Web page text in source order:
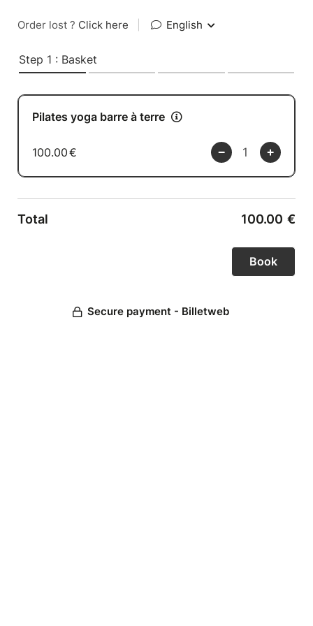
Order lost ? Click here English
Step 1 : Basket
Pilates yoga barre à terre
100.00€
Total 100.00 €
Secure payment - Billetweb